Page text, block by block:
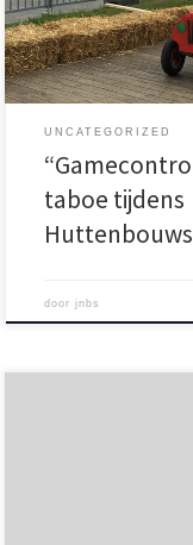
UNCATEGORIZED
taboe tijdens
doorjnbs